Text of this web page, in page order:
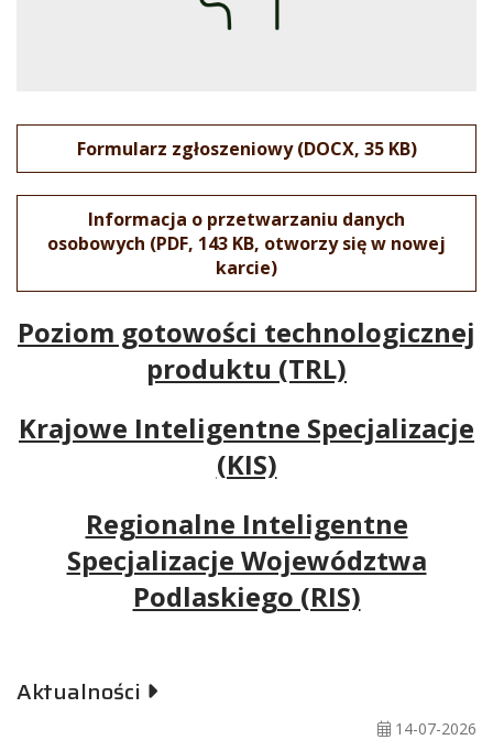
Formularz zgłoszeniowy (DOCX, 35 KB)
Informacja o przetwarzaniu danych
osobowych (PDF, 143 KB, otworzy się w nowej
karcie)
Poziom gotowości technologicznej
produktu (TRL)
Krajowe Inteligentne Specjalizacje
(KIS)
Regionalne Inteligentne
Specjalizacje Województwa
Podlaskiego (RIS)
Aktualności
14-07-2026